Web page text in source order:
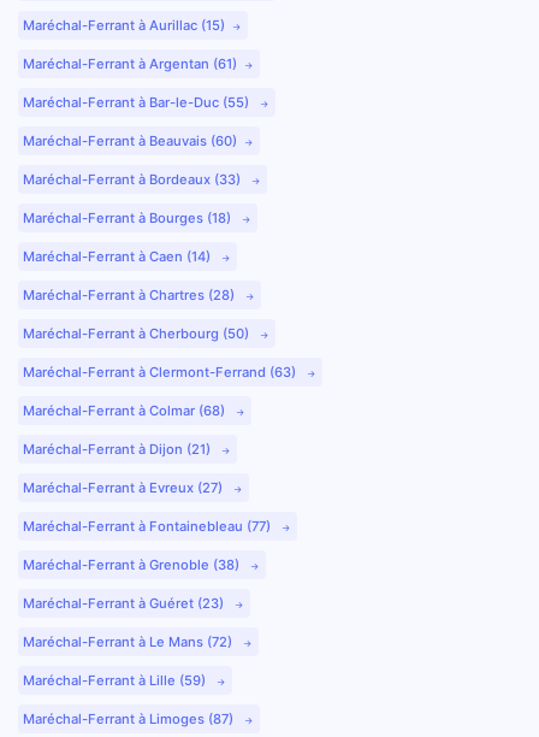
Maréchal-Ferrant à Aurillac (15)
Maréchal-Ferrant à Argentan (61)
Maréchal-Ferrant à Bar-le-Duc (55)
Maréchal-Ferrant à Beauvais (60)
Maréchal-Ferrant à Bordeaux (33)
Maréchal-Ferrant à Bourges (18)
Maréchal-Ferrant à Caen (14)
Maréchal-Ferrant à Chartres (28)
Maréchal-Ferrant à Cherbourg (50)
Maréchal-Ferrant à Clermont-Ferrand (63)
Maréchal-Ferrant à Colmar (68)
Maréchal-Ferrant à Dijon (21)
Maréchal-Ferrant à Evreux (27)
Maréchal-Ferrant à Fontainebleau (77)
Maréchal-Ferrant à Grenoble (38)
Maréchal-Ferrant à Guéret (23)
Maréchal-Ferrant à Le Mans (72)
Maréchal-Ferrant à Lille (59)
Maréchal-Ferrant à Limoges (87)